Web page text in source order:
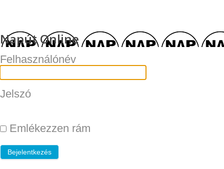
Napút Online
Felhasználónév
Jelszó
Emlékezzen rám